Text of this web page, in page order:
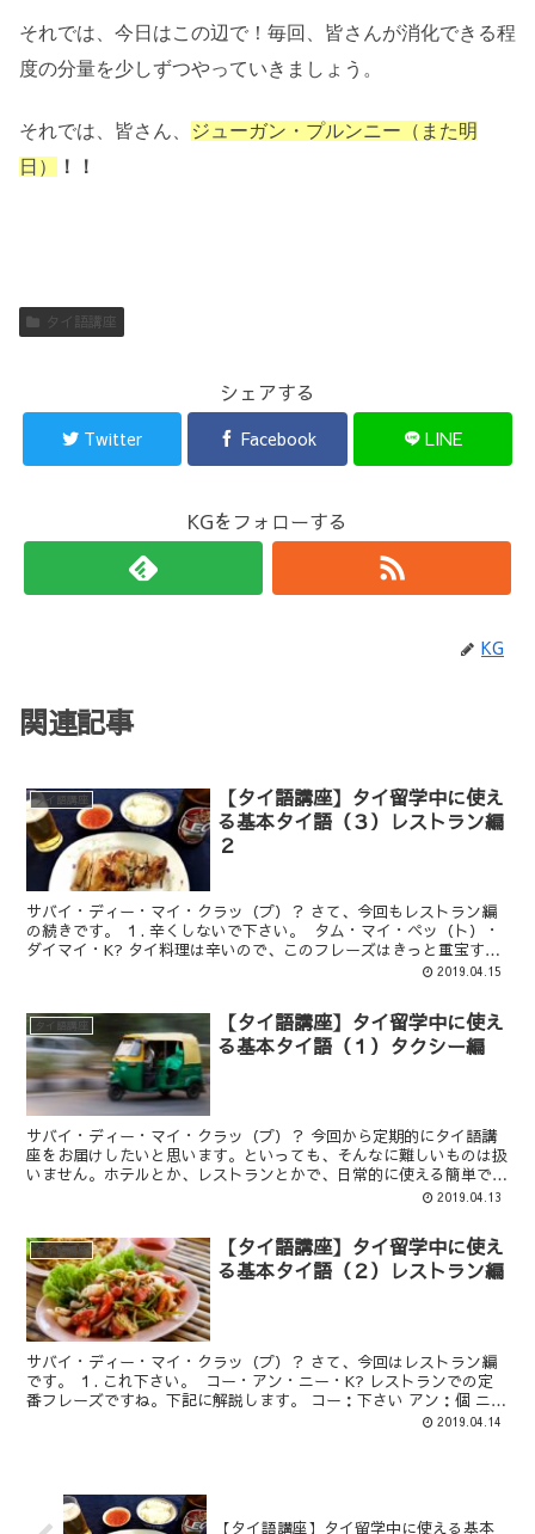
それでは、今日はこの辺で！毎回、皆さんが消化できる程
度の分量を少しずつやっていきましょう。
それでは、皆さん、
ジューガン・プルンニー（また明
日）
！！
タイ語講座
シェアする
Twitter Facebook LINE
KGをフォローする
KG
関連記事
タイ語講座
【タイ語講座】タイ留学中に使え
る基本タイ語（３）レストラン編
２
サバイ・ディー・マイ・クラッ（プ）？ さて、今回もレストラン編
の続きです。 １. 辛くしないで下さい。 タム・マイ・ペッ（ト）・
ダイマイ・K? タイ料理は辛いので、このフレーズはきっと重宝する
2019.04.15
タイ語講座
【タイ語講座】タイ留学中に使え
る基本タイ語（１）タクシー編
サバイ・ディー・マイ・クラッ（プ）？ 今回から定期的にタイ語講
座をお届けしたいと思います。といっても、そんなに難しいものは扱
いません。ホテルとか、レストランとかで、日常的に使える簡単で便
2019.04.13
タイ語講座
【タイ語講座】タイ留学中に使え
る基本タイ語（２）レストラン編
サバイ・ディー・マイ・クラッ（プ）？ さて、今回はレストラン編
です。 １. これ下さい。 コー・アン・ニー・K? レストランでの定
番フレーズですね。下記に解説します。 コー：下さい アン：個 ニ
2019.04.14
【タイ語講座】タイ留学中に使える基本